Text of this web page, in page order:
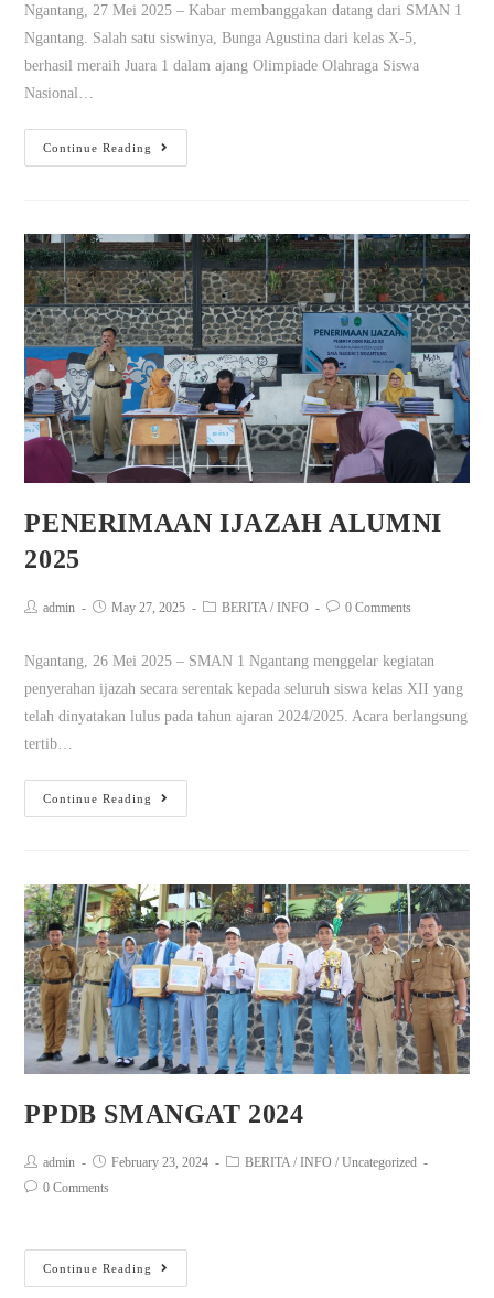
Ngantang, 27 Mei 2025 – Kabar membanggakan datang dari SMAN 1
Ngantang. Salah satu siswinya, Bunga Agustina dari kelas X-5,
berhasil meraih Juara 1 dalam ajang Olimpiade Olahraga Siswa
Nasional…
Continue Reading
PENERIMAAN IJAZAH ALUMNI
2025
admin May 27, 2025 BERITA / INFO 0 Comments
Ngantang, 26 Mei 2025 – SMAN 1 Ngantang menggelar kegiatan
penyerahan ijazah secara serentak kepada seluruh siswa kelas XII yang
telah dinyatakan lulus pada tahun ajaran 2024/2025. Acara berlangsung
tertib…
Continue Reading
PPDB SMANGAT 2024
admin February 23, 2024 BERITA / INFO / Uncategorized
0 Comments
Continue Reading